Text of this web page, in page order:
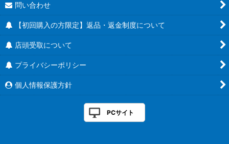
問い合わせ
【初回購入の方限定】返品・返金制度について
店頭受取について
プライバシーポリシー
個人情報保護方針
PCサイト